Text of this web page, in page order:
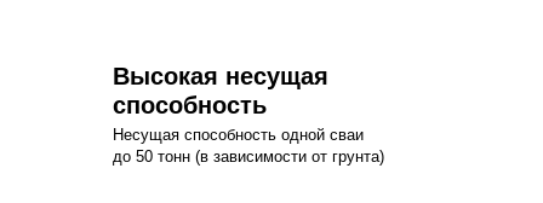
Высокая несущая
способность
Несущая способность одной сваи
до 50 тонн (в зависимости от грунта)